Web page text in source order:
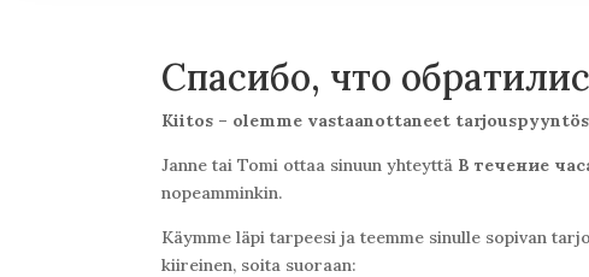
Спасибо, что
Kiitos – olemme vastaanottaneet
Janne tai Tomi ottaa sinuun yhteyttä В течение
nopeamminkin.
Käymme läpi tarpeesi ja teemme sinulle sopivan
kiireinen, soita suoraan: